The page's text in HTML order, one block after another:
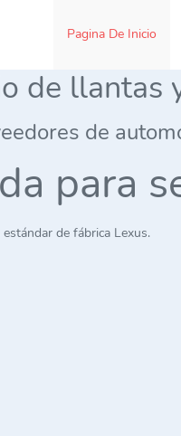
Pagina De Inicio
de
de
para
de fábrica Lexus.